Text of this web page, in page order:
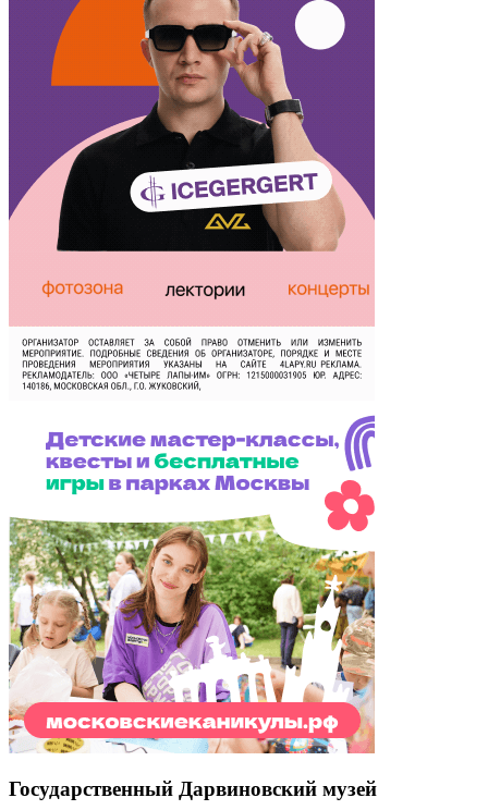
Государственный Дарвиновский музей